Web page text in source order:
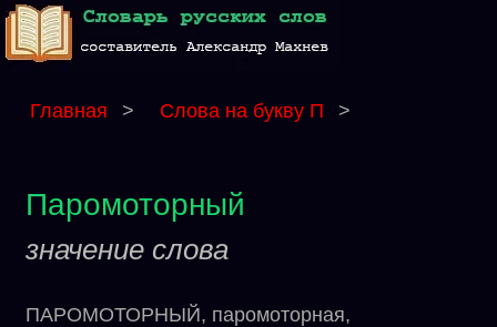
Главная > Слова на букву П >
Паромоторный
значение слова
ПАРОМОТОРНЫЙ, паромоторная,